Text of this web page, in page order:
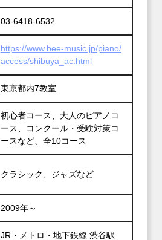
03-6418-6532
https://www.bee-music.jp/piano/
access/shibuya_ac.html
東京都内7教室
初心者コース、大人のピアノコ
ース、コンクール・受験対策コ
ースなど、全10コース
クラシック、ジャズなど
2009年～
JR・メトロ・地下鉄線 渋谷駅